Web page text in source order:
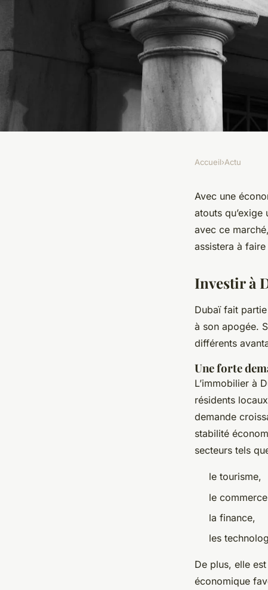
Investissement
Dubaï : les points
Accueil›Actu
Avec une
atouts
avec ce
assistera à
Investir à
Dubaï fait
à son apogée.
différents
Une forte
L’immobilier à
résidents
demande
stabilité
secteurs tels
le tourisme,
le commerce
la finance,
les
De plus, elle
économique